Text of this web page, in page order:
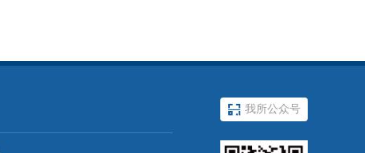
 我所公众号